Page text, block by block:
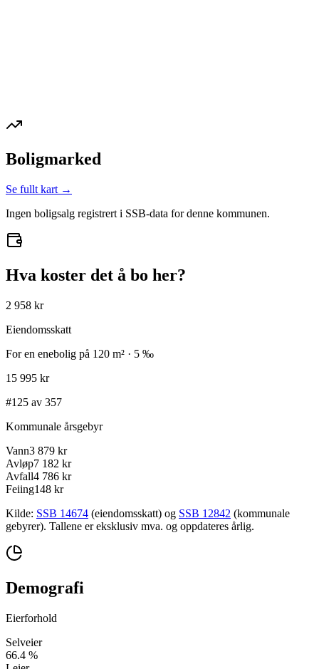
Boligmarked
Se fullt kart →
Ingen boligsalg registrert i SSB-data for denne kommunen.
Hva koster det å bo her?
2 958 kr
Eiendomsskatt
For en enebolig på 120 m² · 5 ‰
15 995 kr
#125 av 357
Kommunale årsgebyr
Vann3 879 kr
Avløp7 182 kr
Avfall4 786 kr
Feiing148 kr
Kilde: SSB 14674 (eiendomsskatt) og SSB 12842 (kommunale
gebyrer). Tallene er eksklusiv mva. og oppdateres årlig.
Demografi
Eierforhold
Selveier
66.4 %